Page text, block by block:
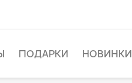
ПОДАРКИ НОВИНКИ